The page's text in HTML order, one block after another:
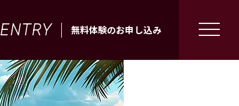
ENTRY 無料体験のお申し込み